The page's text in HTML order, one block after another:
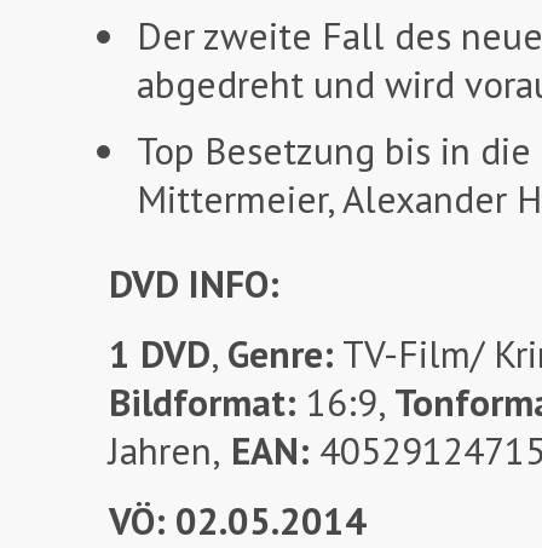
Der zweite Fall des
abgedreht und wird
Top Besetzung bis in
Mittermeier, Alexander
DVD INFO:
1 DVD, Genre: TV-Film/
Bildformat: 16:9,
Jahren, EAN:
VÖ: 02.05.2014